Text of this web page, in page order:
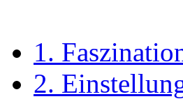
1.
2.